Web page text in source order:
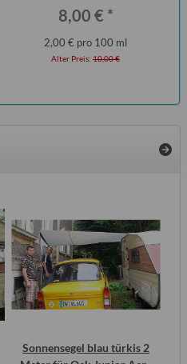
8,00 € *
2,00 € pro 100 ml
Alter Preis: 10,00 €
Sonnensegel blau türkis 2